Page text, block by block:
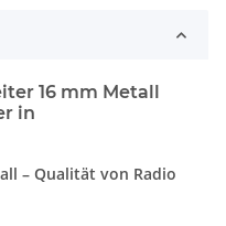
16 mm Metall
in
– Qualität von Radio